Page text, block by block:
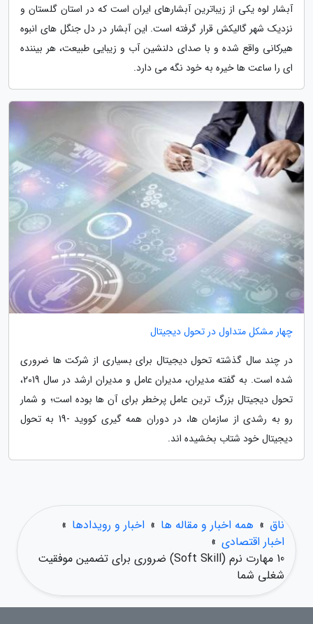
آبشار لوه یکی از زیباترین آبشارهای ایران است که در استان گلستان و
نزدیک شهر گالیکش قرار گرفته است. این آبشار در دل جنگل های انبوه
هیرکانی واقع شده و با صدای دلنشین آب و زیبایی طبیعت، هر بیننده
ای را ساعت ها خیره به خود نگه می دارد.
چهار مشکل متداول در تحول دیجیتال
در چند سال گذشته تحول دیجیتال برای بسیاری از شرکت ها ضروری
شده است. به گفته مدیران، مدیران عامل و مدیران ارشد در سال 2019،
تحول دیجیتال بزرگ ترین عامل پرخطر برای آن ها بوده است؛ و شمار
رو به رشدی از سازمان ها، در دوران همه گیری کووید -19 به تحول
دیجیتال خود شتاب بخشیده اند.
ناق » همه اخبار و مقاله ها » اخبار و رویدادها »
اخبار اقتصادی »
10 مهارت نرم (Soft Skill) ضروری برای تضمین موفقیت
شغلی شما